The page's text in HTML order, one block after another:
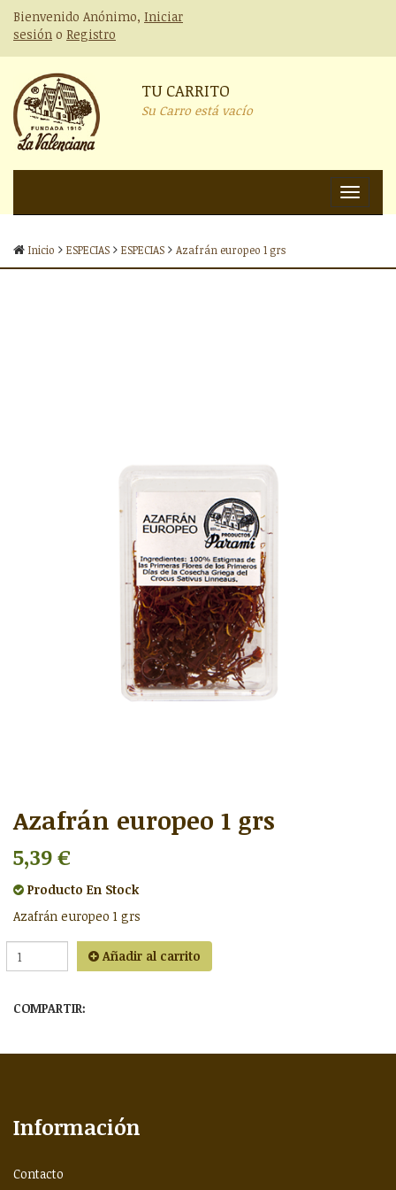
Bienvenido Anónimo, Iniciar
sesión o Registro
TU CARRITO
Su Carro está vacío
Nav
Inicio ESPECIAS ESPECIAS Azafrán europeo 1 grs
Azafrán europeo 1 grs
5,39 €
Producto En Stock
Azafrán europeo 1 grs
Añadir al carrito
COMPARTIR:
Información
Contacto